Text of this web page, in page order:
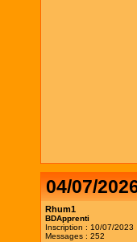
04/07/
Rhum1
BDApprenti
Inscription : 10/07/2023
Messages : 252